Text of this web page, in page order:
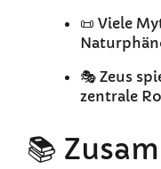
📜 Viele
🎭 Zeus
zentrale
📚